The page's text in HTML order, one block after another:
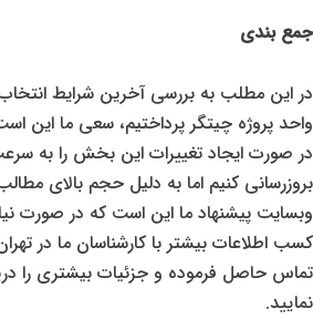
جمع بندی
در این مطلب به بررسی آخرین شرایط
واحد پروژه چیتگر پرداختیم، سعی ما این
در صورت ایجاد تغییرات این بخش را به
بروزرسانی کنیم اما به دلیل حجم بالای
وبسایت پیشنهاد ما این است که در صورت
کسب اطلاعات بیشتر با کارشناسان ما در
تماس حاصل فرموده و جزئیات بیشتری را
نمایید.